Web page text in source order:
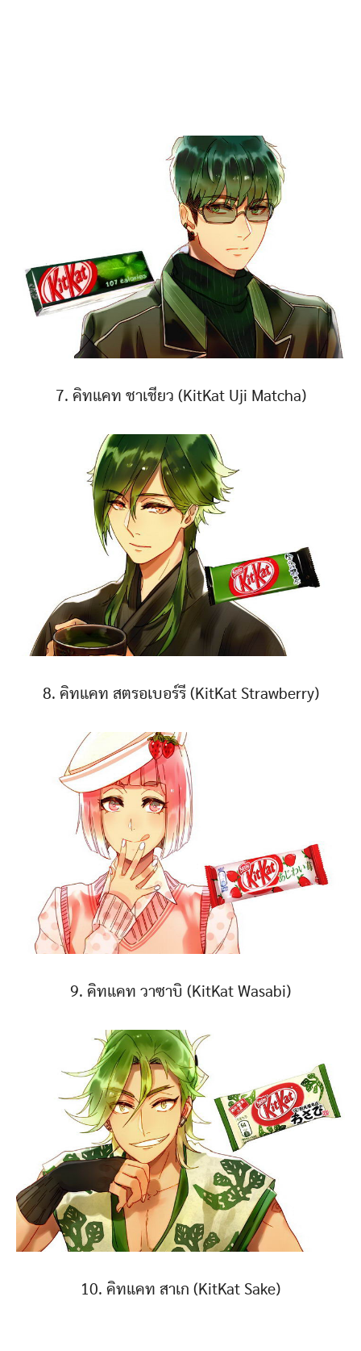
7. คิทแคท ชาเชียว (KitKat Uji Matcha)
8. คิทแคท สตรอเบอร์รี (KitKat Strawberry)
9. คิทแคท วาซาบิ (KitKat Wasabi)
10. คิทแคท สาเก (KitKat Sake)